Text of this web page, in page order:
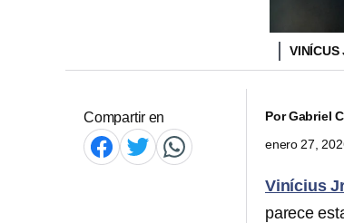
VINÍCUS
Compartir en PorGabriel
enero 27,
Vinícius
parece